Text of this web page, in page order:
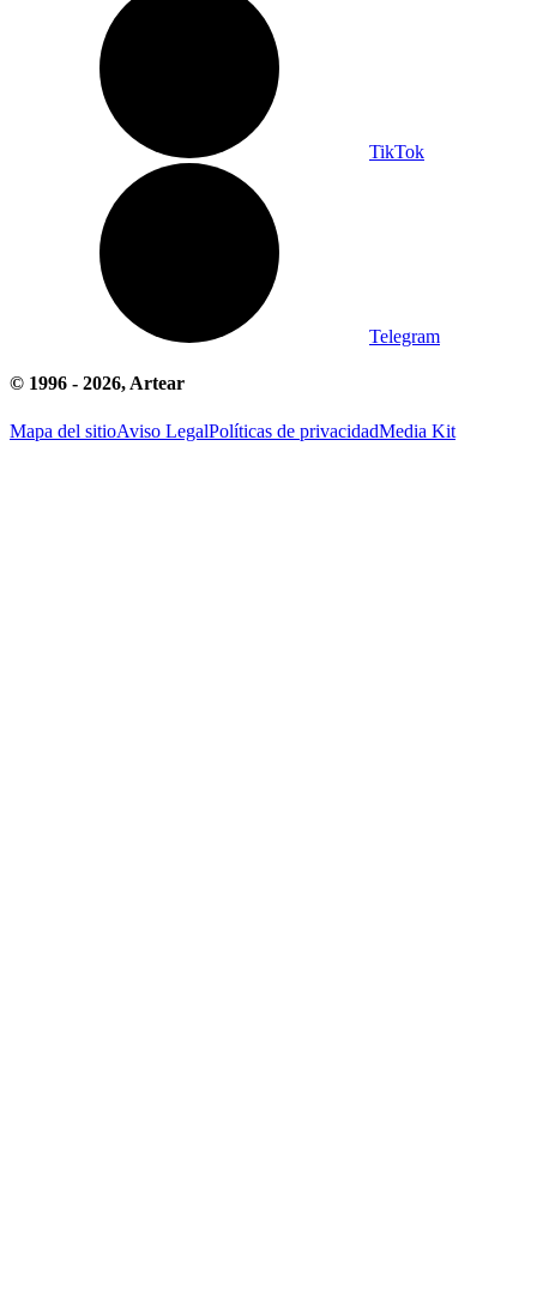
TikTok
Telegram
© 1996 - 2026, Artear
Mapa del sitioAviso LegalPolíticas de privacidadMedia Kit